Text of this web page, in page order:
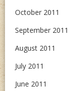
October 2011
September 2011
August 2011
July 2011
June 2011